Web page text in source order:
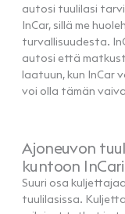
autosi tuulilasi
InCar, sillä me
turvallisuudesta.
autosi että
laatuun, kun InCar
voi olla tämän
Ajoneuvon
kuntoon
Suuri osa
tuulilasissa.